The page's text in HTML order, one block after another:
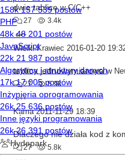
dwie tablicewC/C++
27
3.4k
c++
Wielki Krawiec 2016-01-20
tablica jednowymiarowaw
27
5.9k
c++
Kama 2011-11-29 18:39
Dlaczego nie działa kod z
27
5.8k